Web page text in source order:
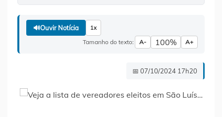
🔊Ouvir Notícia 1x
Tamanho do texto: A- 100% A+
📅 07/10/2024 17h20